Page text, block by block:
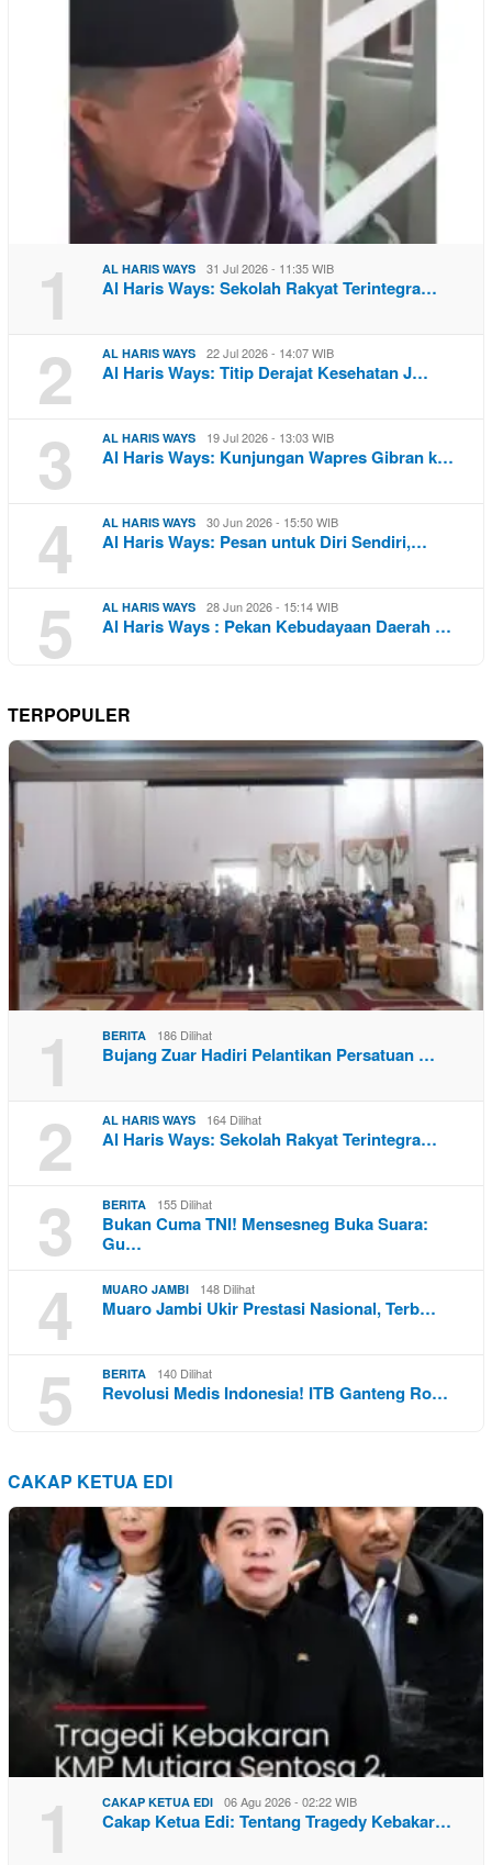
1 AL HARIS WAYS 31 Jul 2026 - 11:35 WIB
Al Haris Ways: Sekolah Rakyat Terintegra…
2 AL HARIS WAYS 22 Jul 2026 - 14:07 WIB
Al Haris Ways: Titip Derajat Kesehatan J…
3 AL HARIS WAYS 19 Jul 2026 - 13:03 WIB
Al Haris Ways: Kunjungan Wapres Gibran k…
4 AL HARIS WAYS 30 Jun 2026 - 15:50 WIB
Al Haris Ways: Pesan untuk Diri Sendiri,…
5 AL HARIS WAYS 28 Jun 2026 - 15:14 WIB
Al Haris Ways : Pekan Kebudayaan Daerah …
TERPOPULER
1 BERITA 186 Dilihat
Bujang Zuar Hadiri Pelantikan Persatuan …
2 AL HARIS WAYS 164 Dilihat
Al Haris Ways: Sekolah Rakyat Terintegra…
3 BERITA 155 Dilihat
Bukan Cuma TNI! Mensesneg Buka Suara:
Gu…
4 MUARO JAMBI 148 Dilihat
Muaro Jambi Ukir Prestasi Nasional, Terb…
5 BERITA 140 Dilihat
Revolusi Medis Indonesia! ITB Ganteng Ro…
CAKAP KETUA EDI
1 CAKAP KETUA EDI 06 Agu 2026 - 02:22 WIB
Cakap Ketua Edi: Tentang Tragedy Kebakar…